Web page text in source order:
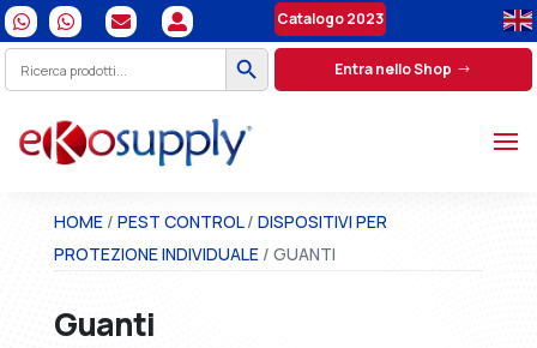
    Catalogo 2023
Search
for:
Search Button
Entra nello Shop
HOME/ PEST CONTROL/ DISPOSITIVI PER
PROTEZIONE INDIVIDUALE/ GUANTI
Guanti